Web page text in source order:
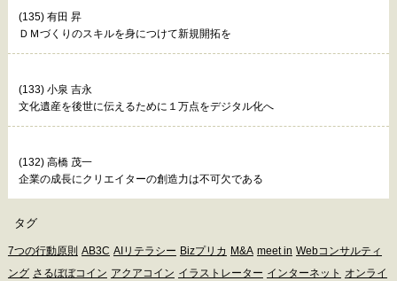
(135) 有田 昇
ＤＭづくりのスキルを身につけて新規開拓を
(133) 小泉 吉永
文化遺産を後世に伝えるために１万点をデジタル化へ
(132) 高橋 茂一
企業の成長にクリエイターの創造力は不可欠である
タグ
7つの行動原則 AB3C AIリテラシー Bizプリカ M&A meet in Webコンサルティ
ング さるぼぼコイン アクアコイン イラストレーター インターネット オンライ